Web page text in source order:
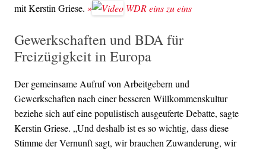
mit Kerstin Griese. » WDR eins zu eins
Gewerkschaften und BDA für
Freizügigkeit in Europa
Der gemeinsame Aufruf von Arbeitgebern und
Gewerkschaften nach einer besseren Willkommenskultur
beziehe sich auf eine populistisch ausgeuferte Debatte, sagte
Kerstin Griese. „Und deshalb ist es so wichtig, dass diese
Stimme der Vernunft sagt, wir brauchen Zuwanderung, wir